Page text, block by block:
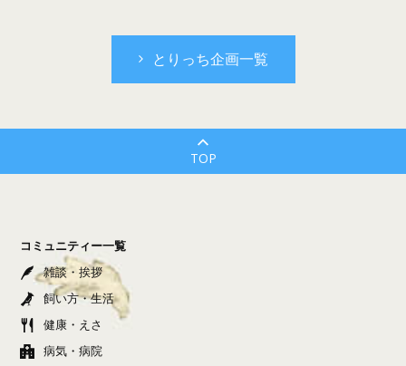
とりっち企画一覧
TOP
コミュニティー一覧
雑談・挨拶
飼い方・生活
健康・えさ
病気・病院